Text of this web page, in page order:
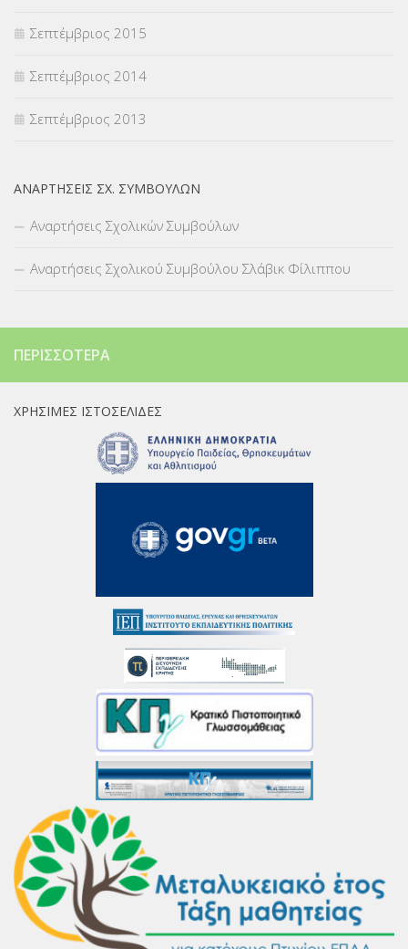
Σεπτέμβριος 2015
Σεπτέμβριος 2014
Σεπτέμβριος 2013
ΑΝΑΡΤΉΣΕΙΣ ΣΧ. ΣΥΜΒΟΎΛΩΝ
Αναρτήσεις Σχολικών Συμβούλων
Αναρτήσεις Σχολικού Συμβούλου Σλάβικ Φίλιππου
ΠΕΡΙΣΣΌΤΕΡΑ
ΧΡΉΣΙΜΕΣ ΙΣΤΟΣΕΛΊΔΕΣ